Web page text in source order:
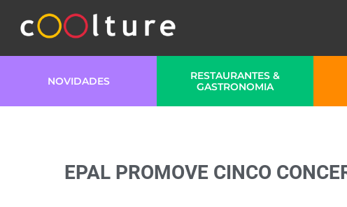
NOVIDADES
RESTAURANTES &
GASTRONOMIA
EPAL PROMOVE CINCO